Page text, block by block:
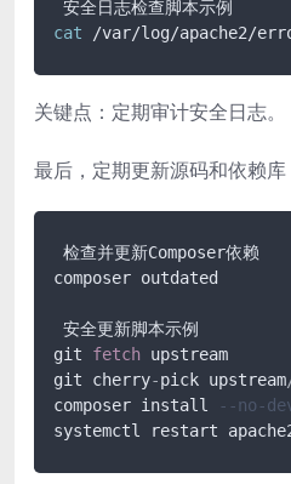
cat /var/log/apache2/
关键点：定期审计安全日志。
最后，定期更新源码和依赖库
检查并更新Composer依赖
composer outdated
安全更新脚本示例
git fetch upstream
git cherry-pick upstream
composer install
--no-